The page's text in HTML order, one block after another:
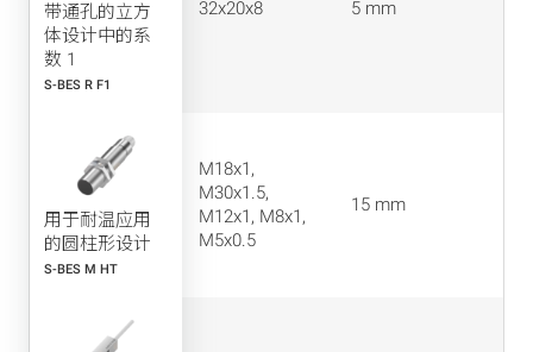
带通孔的立方
体设计中的系
数 1
S-BES R F1
32x20x8 5 mm
用于耐温应用
的圆柱形设计
S-BES M HT
M18x1,
M30x1.5,
M12x1, M8x1,
M5x0.5
15 mm